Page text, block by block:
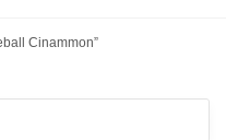
Cinammon”